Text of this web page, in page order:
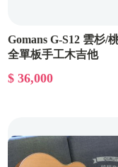
Gomans G-S12 雲杉/
全單板手工木吉他
$ 36,000